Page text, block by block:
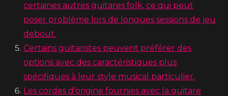
certaines autres guitares folk, ce qui peut
poser problème lors de longues sessions de jeu
debout.
Certains guitaristes peuvent préférer des
options avec des caractéristiques plus
spécifiques à leur style musical particulier.
Les cordes d’origine fournies avec la guitare